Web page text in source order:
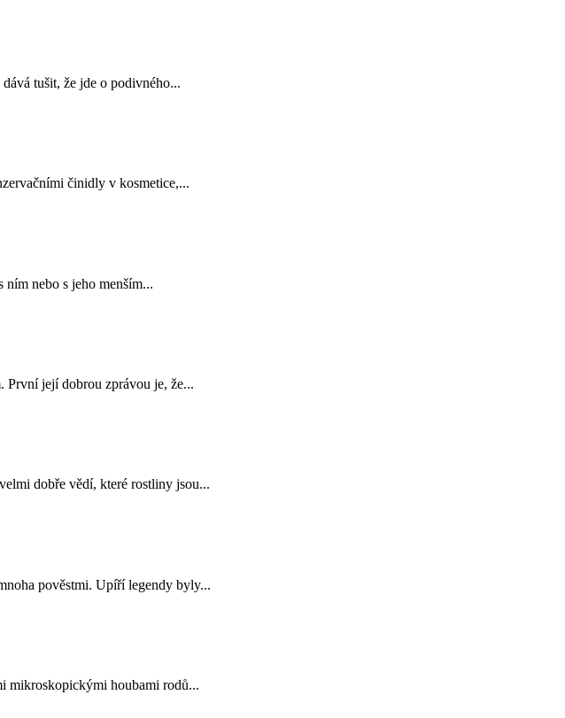
tušit, že jde o podivného...
činidly v kosmetice,...
ním nebo s jeho menším...
První její dobrou zprávou je, že...
dobře vědí, které rostliny jsou...
pověstmi. Upíří legendy byly...
mikroskopickými houbami rodů...